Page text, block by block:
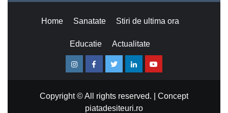
Home Sanatate Stiri de ultima ora
Educatie Actualitate
InstagramFacebookTwitterLinkedinYoutube
Copyright © All rights reserved.
Concept
piatadesiteuri.ro